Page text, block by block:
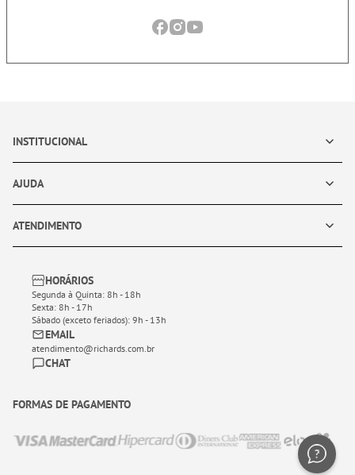
INSTITUCIONAL
AJUDA
ATENDIMENTO
HORÁRIOS
Segunda à Quinta: 8h - 18h
Sexta: 8h - 17h
Sábado (exceto feriados): 9h - 13h
EMAIL
atendimento@richards.com.br
CHAT
FORMAS DE PAGAMENTO